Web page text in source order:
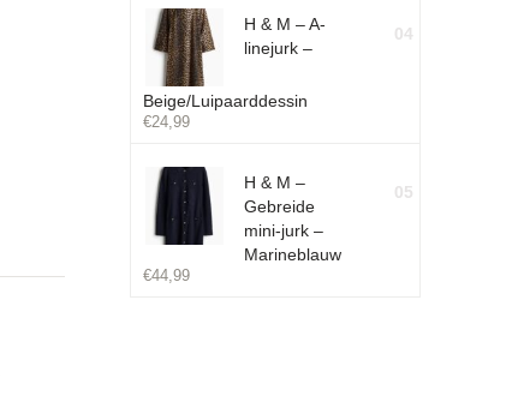
H & M – A-
linejurk –
Beige/Luipaarddessin
€24,99
04
H & M –
Gebreide
mini-jurk –
Marineblauw
€44,99
05